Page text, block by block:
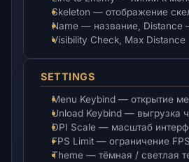
Skeleton — отображение
Name — название, Distance
Visibility Check, Max Distance
SETTINGS
Menu Keybind — открытие
Unload Keybind — выгрузка
DPI Scale — масштаб
FPS Limit — ограничение FPS
Theme — тёмная / светлая